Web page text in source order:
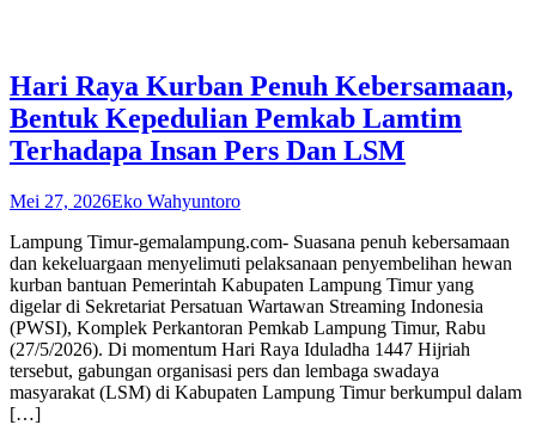
Hari Raya Kurban Penuh Kebersamaan,
Bentuk Kepedulian Pemkab Lamtim
Terhadapa Insan Pers Dan LSM
Mei 27, 2026Eko Wahyuntoro
Lampung Timur-gemalampung.com- Suasana penuh kebersamaan
dan kekeluargaan menyelimuti pelaksanaan penyembelihan hewan
kurban bantuan Pemerintah Kabupaten Lampung Timur yang
digelar di Sekretariat Persatuan Wartawan Streaming Indonesia
(PWSI), Komplek Perkantoran Pemkab Lampung Timur, Rabu
(27/5/2026). Di momentum Hari Raya Iduladha 1447 Hijriah
tersebut, gabungan organisasi pers dan lembaga swadaya
masyarakat (LSM) di Kabupaten Lampung Timur berkumpul dalam
[…]